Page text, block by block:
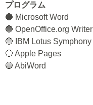
プログラム
🔵 Microsoft Word
🔵 OpenOffice.org Writer
🔵 IBM Lotus Symphony
🔵 Apple Pages
🔵 AbiWord